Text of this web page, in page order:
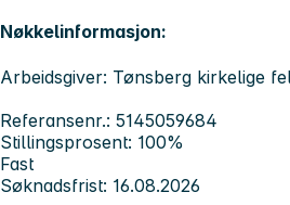
Nøkkelinformasjon:
Arbeidsgiver: Tønsberg kirkelige
Referansenr.: 5145059684
Stillingsprosent: 100%
Fast
Søknadsfrist: 16.08.2026